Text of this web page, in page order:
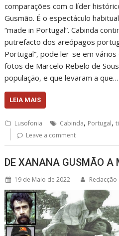
comparações com o líder
Gusmão. É o espectáculo
“made in Portugal”. Cabinda
putrefacto dos areópagos
Portugal”, pode ler-se em
fotos de Marcelo Rebelo de
população, e que levaram a que…
LEIA MAIS
Lusofonia Cabinda, Portugal,
Leave a comment
DE XANANA GUSMÃO A
19 de Maio de 2022 Redacção